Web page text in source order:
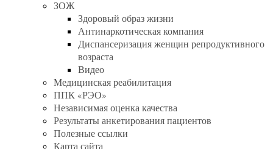
ЗОЖ
Здоровый образ жизни
Антинаркотическая компания
Диспансеризация женщин репродуктивного
возраста
Видео
Медицинская реабилитация
ППК «РЭО»
Независимая оценка качества
Результаты анкетирования пациентов
Полезные ссылки
Карта сайта